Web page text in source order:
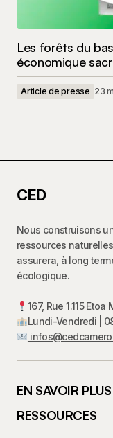
Les forêts du
économique
Article de presse 23
CED
Nous construisons
ressources
assurera, à long
écologique.
167, Rue 1.115
Lundi-Vendredi |
EN SAVOIR PLUS
RESSOURCES